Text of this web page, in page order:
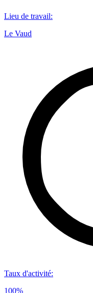
Lieu de travail:
Le Vaud
Taux d'activité:
100%